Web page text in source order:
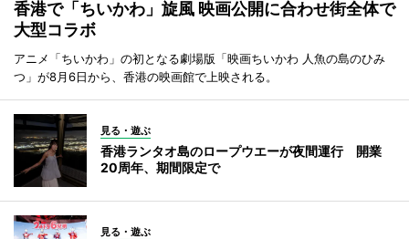
香港で「ちいかわ」旋風 映画公開に合わせ街全体で
大型コラボ
アニメ「ちいかわ」の初となる劇場版「映画ちいかわ 人魚の島のひみ
つ」が8月6日から、香港の映画館で上映される。
見る・遊ぶ
香港ランタオ島のロープウエーが夜間運行 開業
20周年、期間限定で
見る・遊ぶ